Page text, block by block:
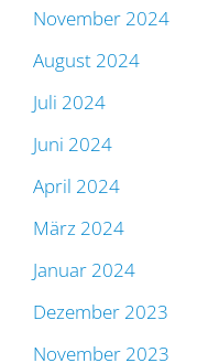
November 2024
August 2024
Juli 2024
Juni 2024
April 2024
März 2024
Januar 2024
Dezember 2023
November 2023